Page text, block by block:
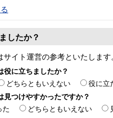
したか？
イト運営の参考といたします
役に立ちましたか？
どちらともいえない
役に立
見つけやすかったですか？
た どちらともいえない